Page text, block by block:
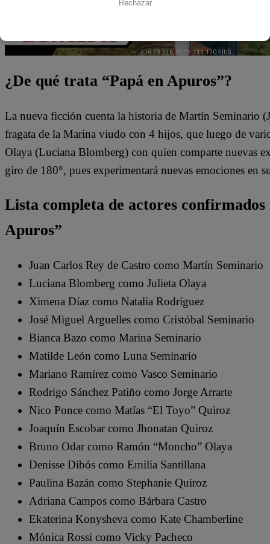
¿De qué trata “Papá en Apuros”?
La nueva ficción cuenta la historia de Martín Seminario
fragata de la Marina viudo con 4 hijos, que luego de
Olaya (Luciana Blomberg) con quien comparte nuevas
giro de 180°, pues experimentará nuevas emociones en
Lista completa de actores
Apuros”
Juan Carlos Rey de Castro como Martín Seminario
Luciana Blomberg como Julieta Olaya
Ximena Díaz como Natalia Rodríguez
José Miguel Arguelles como Cristóbal Seminario
Bianca Bazo como Marina Seminario
Matilde León como Luna Seminario
Mariano Ramírez como Vasco Seminario
Rodrigo Sánchez Patiño como Jorge Arrarte
Nico Ponce como Matías “El Toyo” Quiroz
Joaquín Escobar como Jhonatan Quiroz
Bruno Odar como Ramón “Moncho” Olaya
Denisse Dibós como Emilia Santillana
Paulina Bazán como Stephanie Quiroz
Adriana Campos como Bárbara Castro
Ekaterina Konysheva como Kate Chamberline
Mónica Rossi como Vicky Pacheco
Rechazar